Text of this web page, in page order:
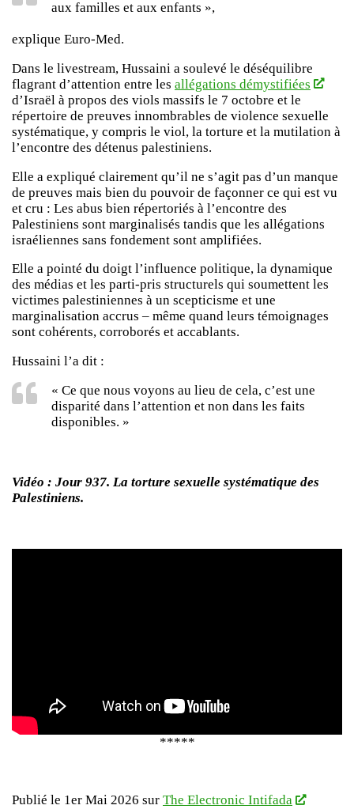
aux familles et aux enfants »,
explique Euro-Med.
Dans le livestream, Hussaini a soulevé le déséquilibre
flagrant d’attention entre les allégations démystifiées
d’Israël à propos des viols massifs le 7 octobre et le
répertoire de preuves innombrables de violence sexuelle
systématique, y compris le viol, la torture et la mutilation à
l’encontre des détenus palestiniens.
Elle a expliqué clairement qu’il ne s’agit pas d’un manque
de preuves mais bien du pouvoir de façonner ce qui est vu
et cru : Les abus bien répertoriés à l’encontre des
Palestiniens sont marginalisés tandis que les allégations
israéliennes sans fondement sont amplifiées.
Elle a pointé du doigt l’influence politique, la dynamique
des médias et les parti-pris structurels qui soumettent les
victimes palestiniennes à un scepticisme et une
marginalisation accrus – même quand leurs témoignages
sont cohérents, corroborés et accablants.
Hussaini l’a dit :
« Ce que nous voyons au lieu de cela, c’est une
disparité dans l’attention et non dans les faits
disponibles. »
Vidéo : Jour 937. La torture sexuelle systématique des
Palestiniens.
*****
Publié le 1er Mai 2026 sur The Electronic Intifada